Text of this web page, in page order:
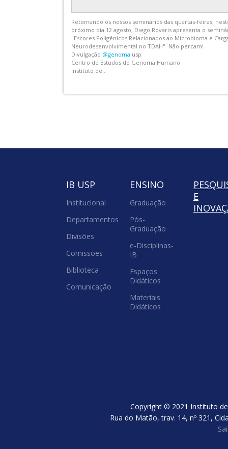
A CCEx IB convida a comunidade USP para assistir aos
concertos abertos com grupos musicais da ECA USP
@ecauspoficial. As apresentações, sempre com
variado e realizadas no horário de almoço, acontecem
vez por mês em nosso Centro Didático,...
IB USP
Institucional
Departamentos
Divisões
Comissões
Biblioteca
Comunicação
ENSINO
Graduação
Pós-
Graduação
e-Disciplinas-
IB
Espaços
Didáticos
Materiais
Didáticos
E
Copyright © 2021 Instituto
Rua do Matão, trav. 14, nº 321,